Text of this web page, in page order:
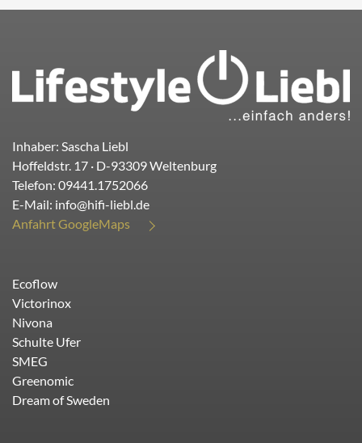
Inhaber: Sascha Liebl
Hoffeldstr. 17 · D-93309Weltenburg
Telefon: 09441.1752066
E-Mail: info@hifi-liebl.de
Anfahrt GoogleMaps
Ecoflow
Victorinox
Nivona
Schulte Ufer
SMEG
Greenomic
Dream of Sweden